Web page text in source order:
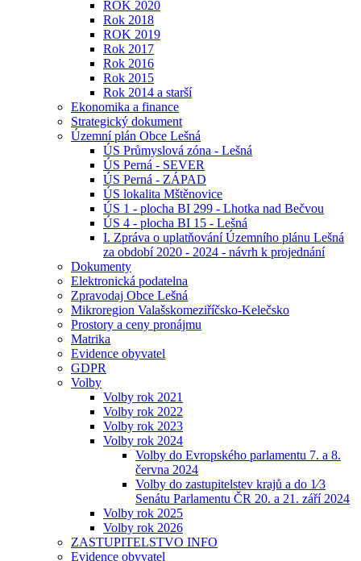
ROK 2020
Rok 2018
ROK 2019
Rok 2017
Rok 2016
Rok 2015
Rok 2014 a starší
Ekonomika a finance
Strategický dokument
Územní plán Obce Lešná
ÚS Průmyslová zóna - Lešná
ÚS Perná - SEVER
ÚS Perná - ZÁPAD
ÚS lokalita Mštěnovice
ÚS 1 - plocha BI 299 - Lhotka nad Bečvou
ÚS 4 - plocha BI 15 - Lešná
I. Zpráva o uplatňování Územního plánu Lešná
za období 2020 - 2024 - návrh k projednání
Dokumenty
Elektronická podatelna
Zpravodaj Obce Lešná
Mikroregion Valašskomeziříčsko-Kelečsko
Prostory a ceny pronájmu
Matrika
Evidence obyvatel
GDPR
Volby
Volby rok 2021
Volby rok 2022
Volby rok 2023
Volby rok 2024
Volby do Evropského parlamentu 7. a 8.
června 2024
Volby do zastupitelstev krajů a do 1⁄3
Senátu Parlamentu ČR 20. a 21. září 2024
Volby rok 2025
Volby rok 2026
ZASTUPITELSTVO INFO
Evidence obyvatel